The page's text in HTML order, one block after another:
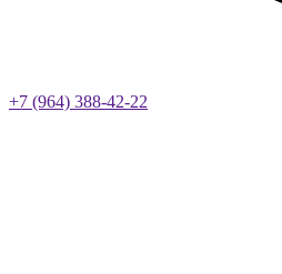
+7 (964) 388-42-22